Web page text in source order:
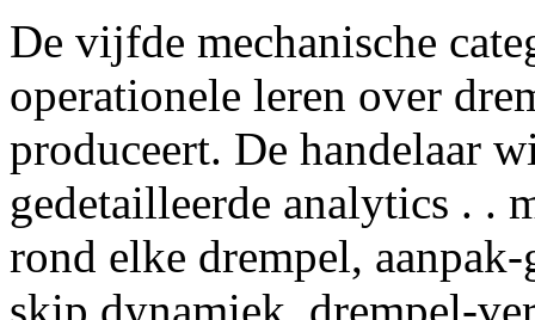
De vijfde mechanische
operationele leren over
produceert. De handelaar
gedetailleerde analytics . .
rond elke drempel,
skip dynamiek, drempel-